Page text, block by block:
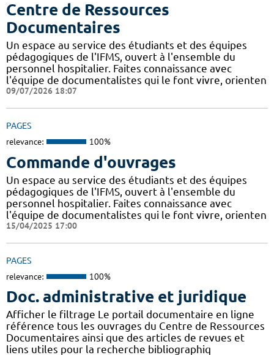
Centre de Ressources
Documentaires
Un espace au service des étudiants et des équipes
pédagogiques de l'IFMS, ouvert à l'ensemble du
personnel hospitalier. Faites connaissance avec
l'équipe de documentalistes qui le font vivre, orienten
09/07/2026 18:07
PAGES
relevance: 100%
Commande d'ouvrages
Un espace au service des étudiants et des équipes
pédagogiques de l'IFMS, ouvert à l'ensemble du
personnel hospitalier. Faites connaissance avec
l'équipe de documentalistes qui le font vivre, orienten
15/04/2025 17:00
PAGES
relevance: 100%
Doc. administrative et juridique
Afficher le filtrage Le portail documentaire en ligne
référence tous les ouvrages du Centre de Ressources
Documentaires ainsi que des articles de revues et
liens utiles pour la recherche bibliographiq